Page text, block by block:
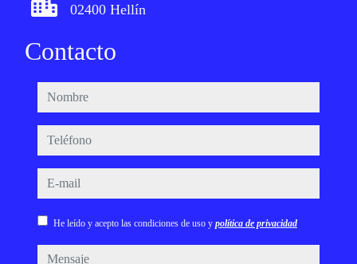
02400 Hellín
Contacto
nombre
teléfono
e-mail
He leído y acepto las condiciones de uso y política de privacidad
mensaje